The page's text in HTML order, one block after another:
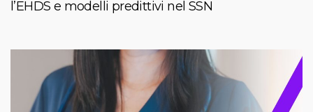
l’EHDS e modelli predittivi nel SSN